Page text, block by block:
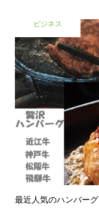
ビジネス
最近人気のハンバーグ